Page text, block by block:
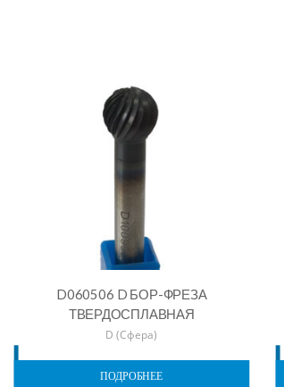
D060506 D БОР-ФРЕЗА
ТВЕРДОСПЛАВНАЯ
D (Сфера)
ПОДРОБНЕЕ